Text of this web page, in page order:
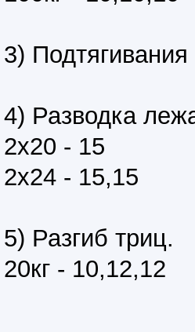
3)
4) Разводка
2х20 - 15
2х24 - 15,15
5) Разгиб триц.
20кг - 10,12,12